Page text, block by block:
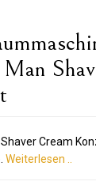
Shaver Cream
Weiterlesen ..